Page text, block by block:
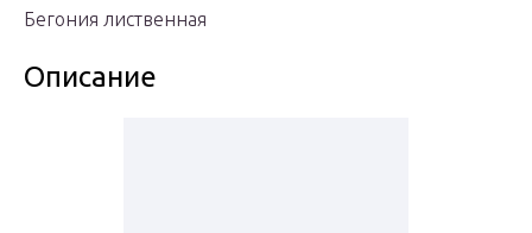
Бегония лиственная
Описание